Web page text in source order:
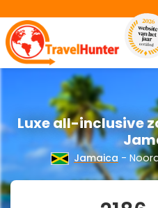
Luxe all-inclusive
Jamaica -